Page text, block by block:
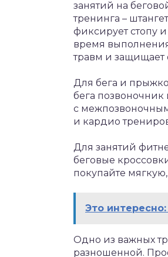
занятий на
тренинга –
фиксирует стопу
время
травм и защищает
Для бега и
бега
с
и кардио
Для занятий
беговые
покупайте
Это интересно:
Одно из важных
разношенной.